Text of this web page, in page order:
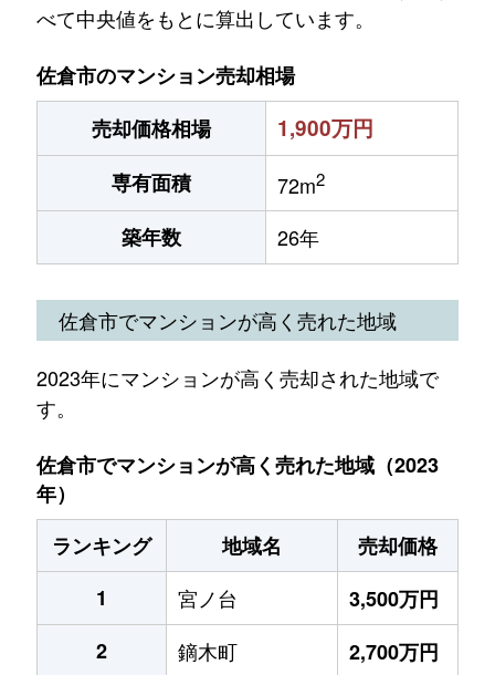
べて中央値をもとに算出しています。
佐倉市のマンション売却相場
売却価格相場
1,900万円
専有面積 72m2
築年数 26年
佐倉市でマンションが高く売れた地域
2023年にマンションが高く売却された地域で
す。
佐倉市でマンションが高く売れた地域（2023
年）
ランキング
地域名
売却価格
1
宮ノ台
3,500万円
2
鏑木町
2,700万円